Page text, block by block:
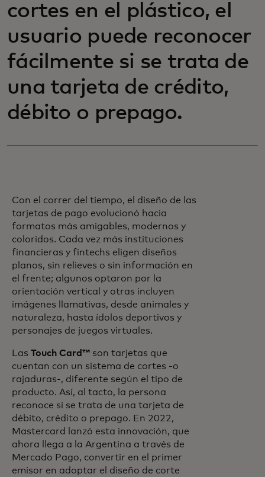
cortes en el plástico, el
usuario puede reconocer
fácilmente si se trata de
una tarjeta de crédito,
débito o prepago.
Con el correr del tiempo, el diseño de las
tarjetas de pago evolucionó hacia
formatos más amigables, modernos y
coloridos. Cada vez más instituciones
financieras y fintechs eligen diseños
planos, sin relieves o sin información en
el frente; algunos optaron por la
orientación vertical y otras incluyen
imágenes llamativas, desde animales y
naturaleza, hasta ídolos deportivos y
personajes de juegos virtuales.
Las Touch Card™ son tarjetas que
cuentan con un sistema de cortes -o
rajaduras-, diferente según el tipo de
producto. Así, al tacto, la persona
reconoce si se trata de una tarjeta de
débito, crédito o prepago. En 2022,
Mastercard lanzó esta innovación, que
ahora llega a la Argentina a través de
Mercado Pago, convertir en el primer
emisor en adoptar el diseño de corte